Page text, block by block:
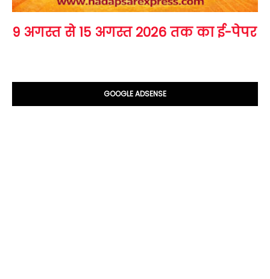
9 अगस्त से 15 अगस्त 2026 तक का ई-पेपर
GOOGLE ADSENSE